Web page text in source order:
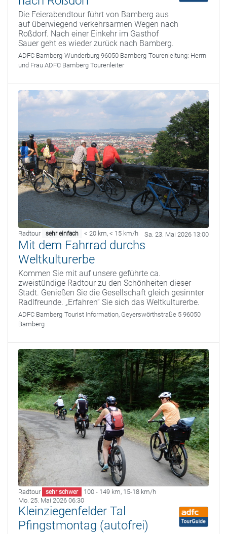
Die Feierabendtour führt von Bamberg aus
auf überwiegend verkehrsarmen Wegen nach
Roßdorf. Nach einer Einkehr im Gasthof
Sauer geht es wieder zurück nach Bamberg.
ADFC Bamberg Wunderburg 96050 Bamberg Tourenleitung: Herrn
und Frau ADFC Bamberg Tourenleiter
Radtour sehr einfach < 20 km, < 15 km/h Sa. 23. Mai 2026 13:00
Mit dem Fahrrad durchs
Weltkulturerbe
Kommen Sie mit auf unsere geführte ca.
zweistündige Radtour zu den Schönheiten dieser
Stadt. Genießen Sie die Gesellschaft gleich gesinnter
Radlfreunde. „Erfahren“ Sie sich das Weltkulturerbe.
ADFC Bamberg Tourist Information, Geyerswörthstraße 5 96050
Bamberg
Radtour sehr schwer 100 - 149 km, 15-18 km/h
Mo. 25. Mai 2026 06:30
Kleinziegenfelder Tal
Pfingstmontag (autofrei)